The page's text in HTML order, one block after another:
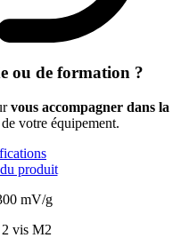
ou de formation ?
vous accompagner dans la
votre équipement.
produit
mV/g
vis M2